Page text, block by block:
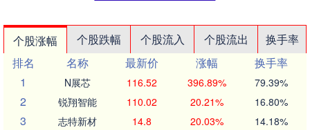
个股涨幅 个股跌幅 个股流入 个股流出
换手率
排名
名称 最新价 涨幅
换手率
1
N展芯 116.52 396.89% 79.39%
2 锐翔智能 110.02 20.21% 16.80%
3 志特新材 14.8 20.03% 14.18%